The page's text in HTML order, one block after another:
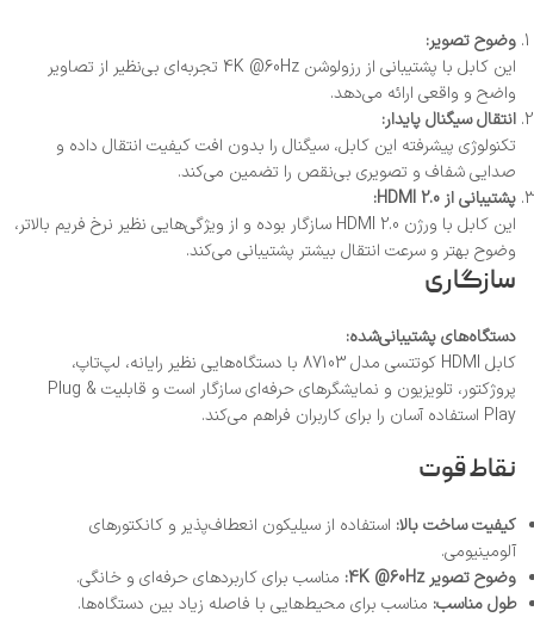
وضوح تصویر:
این کابل با پشتیبانی از رزولوشن 4K @60Hz تجربه‌ای بی‌نظیر از تصاویر
واضح و واقعی ارائه می‌دهد.
انتقال سیگنال پایدار:
تکنولوژی پیشرفته این کابل، سیگنال را بدون افت کیفیت انتقال داده و
صدایی شفاف و تصویری بی‌نقص را تضمین می‌کند.
پشتیبانی از HDMI 2.0:
این کابل با ورژن HDMI 2.0 سازگار بوده و از ویژگی‌هایی نظیر نرخ فریم بالاتر،
وضوح بهتر و سرعت انتقال بیشتر پشتیبانی می‌کند.
سازگاری
دستگاه‌های پشتیبانی‌شده:
کابل HDMI کوتتسی مدل 87103 با دستگاه‌هایی نظیر رایانه، لپ‌تاپ،
پروژکتور، تلویزیون و نمایشگرهای حرفه‌ای سازگار است و قابلیت Plug &
Play استفاده آسان را برای کاربران فراهم می‌کند.
نقاط قوت
کیفیت ساخت بالا: استفاده از سیلیکون انعطاف‌پذیر و کانکتورهای
آلومینیومی.
وضوح تصویر 4K @60Hz:
مناسب برای کاربردهای حرفه‌ای و خانگی.
طول مناسب: مناسب برای محیط‌هایی با فاصله زیاد بین دستگاه‌ها.